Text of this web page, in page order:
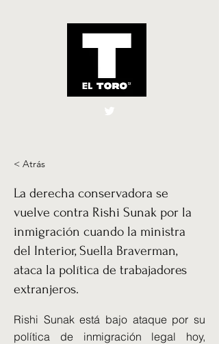
El Toro España
< Atrás
La derecha conservadora se
vuelve contra Rishi Sunak por la
inmigración cuando la ministra
del Interior, Suella Braverman,
ataca la política de trabajadores
extranjeros.
Rishi Sunak está bajo ataque por su
política de inmigración legal hoy,